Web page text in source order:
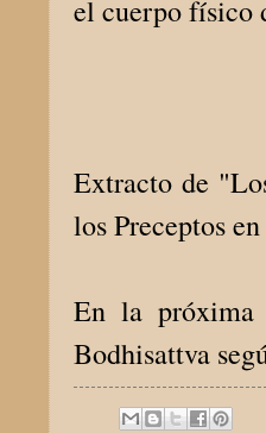
el cuerpo físico
Extracto de
los Preceptos
En la próxima
Bodhisattva